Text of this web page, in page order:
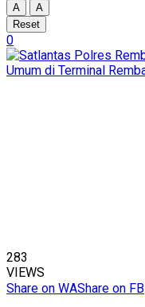
A
A
Reset
0
283
VIEWS
Share on WAShare on FB